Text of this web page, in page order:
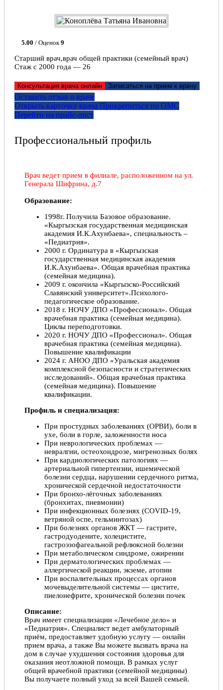
5.00 / Оценок 9
Старший врач,врач общей практики (семейный врач)
Стаж с 2000 года — 26
Консультация врача онлайн Записаться на прием к врачу
Оставить отзыв о враче
Открыть карточку врача Прикрепитьcя по ОМС
Перейти на прайс-лист
Профессиональный профиль
Врач ведет прием в филиале, расположенном на ул.
Генерала Шифрина, д.7
Образование:
1998г. Получила Базовое образование.
«Кыргызская государственная медицинская
академия И.К.Ахунбаева», специальность –
«Педиатрия».
2000 г. Ординатура в «Кыргызская
государственная медицинская академия
И.К.Ахунбаева». Общая врачебная практика
(семейная медицина).
2009 г. окончила «Кыргызско-Российский
Славянский университет».Психолого-
педагогическое образование.
2018 г. НОЧУ ДПО «Профессионал». Общая
врачебная практика (семейная медицина).
Циклы переподготовки.
2020 г. НОЧУ ДПО «Профессионал». Общая
врачебная практика (семейная медицина).
Повышение квалификации
2024 г. АНОО ДПО «Уральская академия
комплексной безопасности и стратегических
исследований». Общая врачебная практика
(семейная медицина). Повышение
квалификации.
Профиль и специализация:
При простудных заболеваниях (ОРВИ), боли в
ухе, боли в горле, заложенности носа
При неврологических проблемах —
невралгии, остеохондрозе, мигренозных болях
При кардиологических патологиях —
артериальной гипертензии, ишемической
болезни сердца, нарушении сердечного ритма,
хронической сердечной недостаточности
При бронхо-лёгочных заболеваниях
(бронхитах, пневмонии)
При инфекционных болезнях (COVID-19,
ветряной оспе, гельминтозах)
При болезнях органов ЖКТ — гастрите,
гастродуодените, холецистите,
гастроэзофагеальной рефлюксной болезни
При метаболическом синдроме, ожирении
При дерматологических проблемах —
аллергической реакции, экземе, атопии
При воспалительных процессах органов
мочевыделительной системы — цистите,
пиелонефрите, хронической болезни почек
Описание:
Врач имеет специализации «Лечебное дело» и
«Педиатрия». Специалист ведет амбулаторный
приём, предоставляет удобную услугу — онлайн
прием врача, а также Вы можете вызвать врача на
дом в случае ухудшения состояния здоровья для
оказания неотложной помощи. В рамках услуг
общей врачебной практики (семейной медицины)
Вы получаете полный уход за всей Вашей семьей.